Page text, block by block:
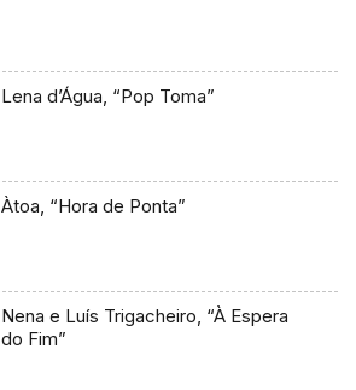
Lena d’Água, “Pop Toma”
Àtoa, “Hora de Ponta”
Nena e Luís Trigacheiro, “À Espera
do Fim”